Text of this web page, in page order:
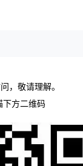
，敬请理解。
下方二维码